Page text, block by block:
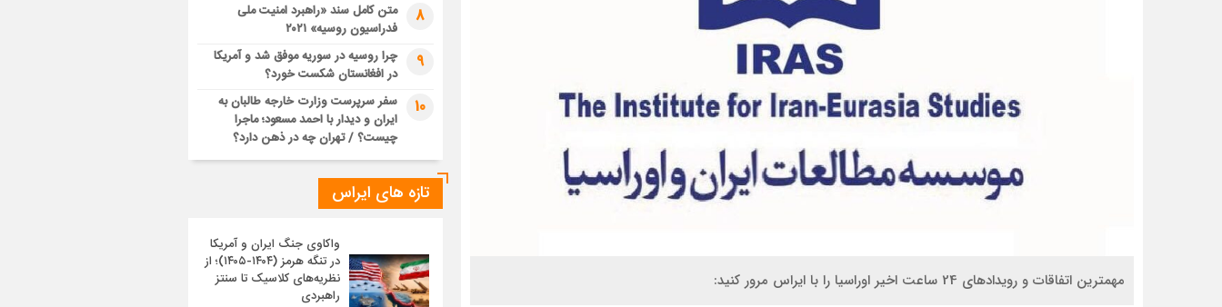
مهمترین اتفاقات و رویدادهای 24 ساعت اخیر اوراسیا را با ایراس مرور کنید:
8
متن کامل سند «راهبرد امنیت ملی
فدراسیون روسیه» ۲۰۲۱
9
چرا روسیه در سوریه موفق شد و آمریکا
در افغانستان شکست خورد؟
10
سفر سرپرست وزارت خارجه طالبان به
ایران و دیدار با احمد مسعود؛ ماجرا
چیست؟ / تهران چه در ذهن دارد؟
تازه های ایراس
واکاوی جنگ ایران و آمریکا
در تنگه هرمز (۱۴۰۴-۱۴۰۵)؛ از
نظریه‌های کلاسیک تا سنتز
راهبردی